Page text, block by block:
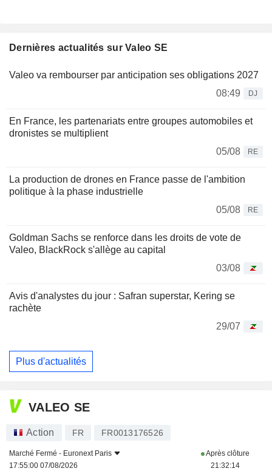
Dernières actualités sur Valeo SE
Valeo va rembourser par anticipation ses obligations 2027
08:49
DJ
En France, les partenariats entre groupes automobiles et
dronistes se multiplient
05/08
RE
La production de drones en France passe de l'ambition
politique à la phase industrielle
05/08
RE
Goldman Sachs se renforce dans les droits de vote de
Valeo, BlackRock s'allège au capital
03/08
Avis d'analystes du jour : Safran superstar, Kering se
rachète
29/07
Plus d'actualités
VALEO SE
Action FR FR0013176526
Marché Fermé - Euronext Paris
17:55:00 07/08/2026
Après clôture
21:32:14